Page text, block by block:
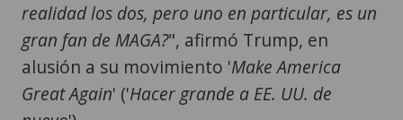
realidad los dos, pero uno en particular, es un
gran fan de MAGA?", afirmó Trump, en
alusión a su movimiento 'Make America
Great Again' ('Hacer grande a EE. UU. de